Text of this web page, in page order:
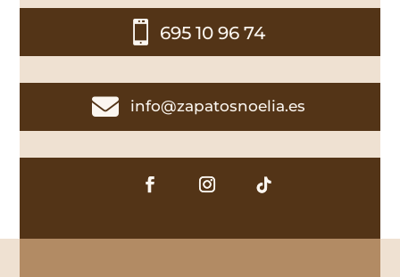
 695 10 96 74
 info@zapatosnoelia.es